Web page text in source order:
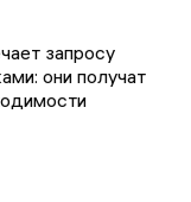
запросу
они получат